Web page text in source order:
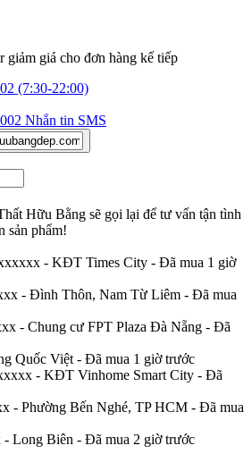
giảm giá cho đơn hàng kế tiếp
(7:30-22:00)
Nhắn tin SMS
Hữu Bằng sẽ gọi lại để tư vấn tận tình
sản phẩm!
- KĐT Times City - Đã mua 1 giờ
- Đình Thôn, Nam Từ Liêm - Đã mua
- Chung cư FPT Plaza Đà Nẵng - Đã
Quốc Việt - Đã mua 1 giờ trước
- KĐT Vinhome Smart City - Đã
- Phường Bến Nghé, TP HCM - Đã mua
- Long Biên - Đã mua 2 giờ trước